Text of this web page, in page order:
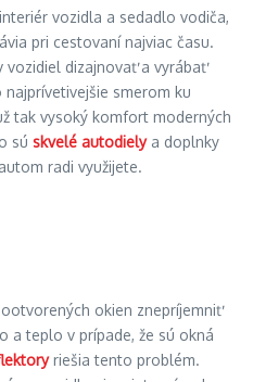
vozidla a sedadlo vodiča,
pri cestovaní najviac času.
vozidiel dizajnovať a vyrábať
smerom ku
tak vysoký komfort moderných
sú skvelé autodielya doplnky
radi využijete.
okien znepríjemniť
a teplo v prípade, že sú okná
riešia tento problém.